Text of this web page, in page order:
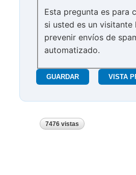
Esta pregunta es para
si usted es un visitante
prevenir envíos de
automatizado.
7476 vistas